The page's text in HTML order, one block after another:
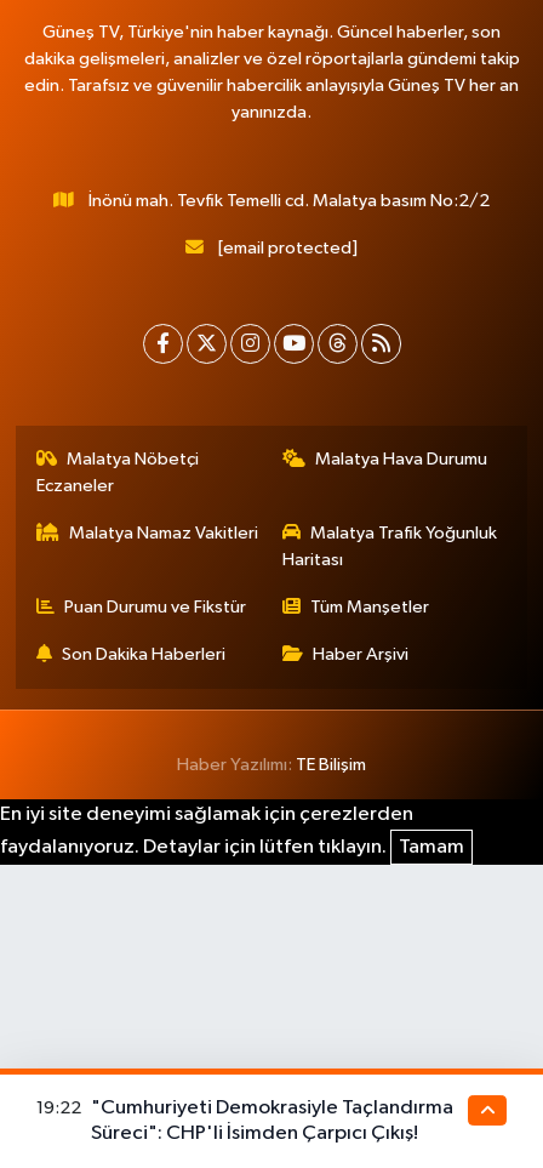
Güneş TV, Türkiye'nin haber kaynağı. Güncel haberler, son
dakika gelişmeleri, analizler ve özel röportajlarla gündemi takip
edin. Tarafsız ve güvenilir habercilik anlayışıyla Güneş TV her an
yanınızda.
İnönü mah. Tevfik Temelli cd. Malatya basım No:2/2
[email protected]
Malatya Nöbetçi
Eczaneler
Malatya Hava Durumu
Malatya Namaz Vakitleri
Malatya Trafik Yoğunluk
Haritası
Puan Durumu ve Fikstür Tüm Manşetler
Son Dakika Haberleri Haber Arşivi
Haber Yazılımı: TE Bilişim
En iyi site deneyimi sağlamak için çerezlerden
faydalanıyoruz. Detaylar için lütfen tıklayın.
Tamam
19:22
"Cumhuriyeti Demokrasiyle Taçlandırma
Süreci": CHP'li İsimden Çarpıcı Çıkış!